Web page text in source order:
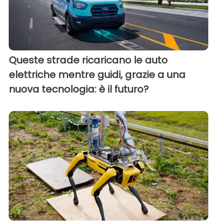
Queste strade ricaricano le auto
elettriche mentre guidi, grazie a una
nuova tecnologia: è il futuro?